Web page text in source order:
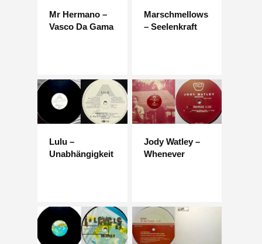
Mr Hermano –
Vasco Da Gama
Marschmellows
– Seelenkraft
Lulu –
Unabhängigkeit
Jody Watley –
Whenever